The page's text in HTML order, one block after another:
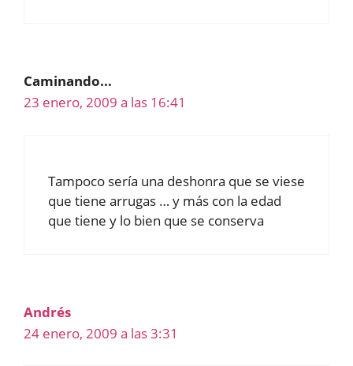
Caminando...
23 enero, 2009 a las 16:41
Tampoco sería una deshonra que se viese
que tiene arrugas … y más con la edad
que tiene y lo bien que se conserva
Andrés
24 enero, 2009 a las 3:31